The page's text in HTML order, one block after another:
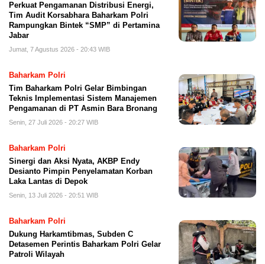
Perkuat Pengamanan Distribusi Energi,
Tim Audit Korsabhara Baharkam Polri
Rampungkan Bintek “SMP” di Pertamina
Jabar
Jumat, 7 Agustus 2026 - 20:43 WIB
Baharkam Polri
Tim Baharkam Polri Gelar Bimbingan
Teknis Implementasi Sistem Manajemen
Pengamanan di PT Asmin Bara Bronang
Senin, 27 Juli 2026 - 20:27 WIB
Baharkam Polri
Sinergi dan Aksi Nyata, AKBP Endy
Desianto Pimpin Penyelamatan Korban
Laka Lantas di Depok
Senin, 13 Juli 2026 - 20:51 WIB
Baharkam Polri
Dukung Harkamtibmas, Subden C
Detasemen Perintis Baharkam Polri Gelar
Patroli Wilayah